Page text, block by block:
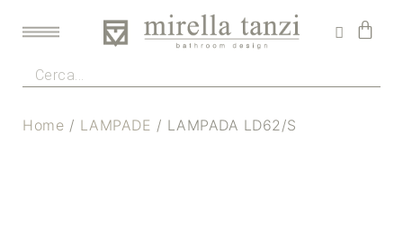
Home / LAMPADE / LAMPADA LD62/S